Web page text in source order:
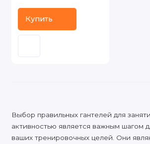
Купить
Выбор правильных гантелей для
активностью является важным шагом
ваших тренировочных целей. Они